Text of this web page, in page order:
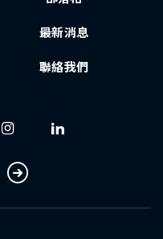
最新消息
聯絡我們